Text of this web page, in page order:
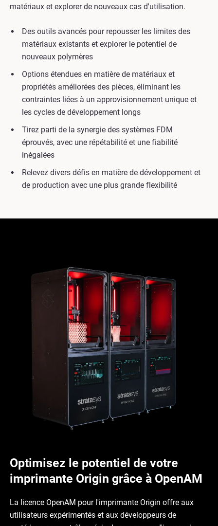
matériaux et explorer de nouveaux cas d'utilisation.
Des outils avancés pour repousser les limites des
matériaux existants et explorer le potentiel de
nouveaux polymères
Options étendues en matière de matériaux et
propriétés améliorées des pièces, éliminant les
contraintes liées à un approvisionnement unique et
les cycles de développement longs
Tirez parti de la synergie des systèmes FDM
éprouvés, avec une répétabilité et une fiabilité
inégalées
Relevez divers défis en matière de développement et
de production avec une plus grande flexibilité
Optimisez le potentiel de votre
imprimante Origin grâce à OpenAM
La licence OpenAM pour l'imprimante Origin offre aux
utilisateurs expérimentés et aux développeurs de